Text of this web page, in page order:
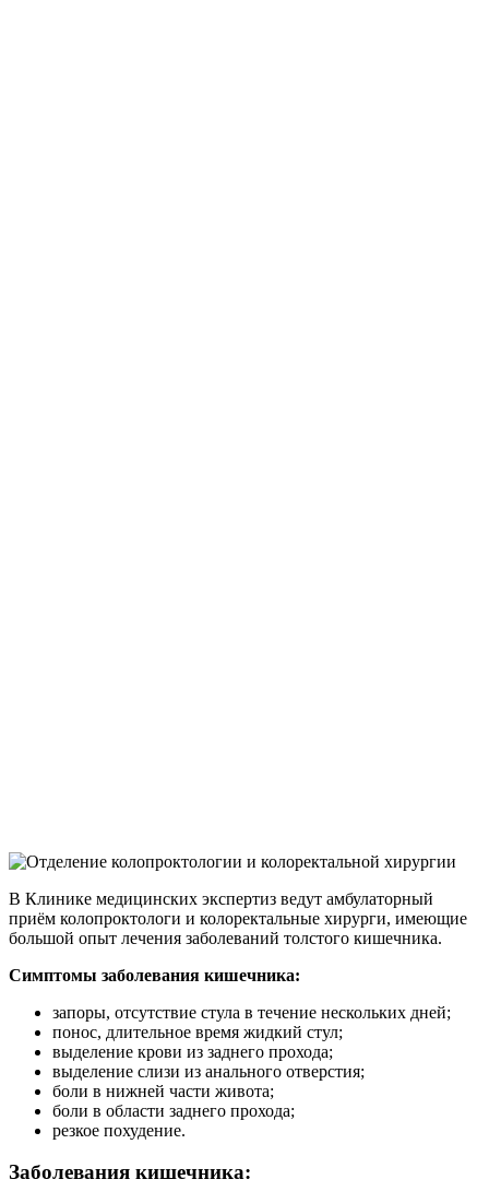
В Клинике медицинских экспертиз ведут амбулаторный
приём колопроктологи и колоректальные хирурги, имеющие
большой опыт лечения заболеваний толстого кишечника.
Симптомы заболевания кишечника:
запоры, отсутствие стула в течение нескольких дней;
понос, длительное время жидкий стул;
выделение крови из заднего прохода;
выделение слизи из анального отверстия;
боли в нижней части живота;
боли в области заднего прохода;
резкое похудение.
Заболевания кишечника: